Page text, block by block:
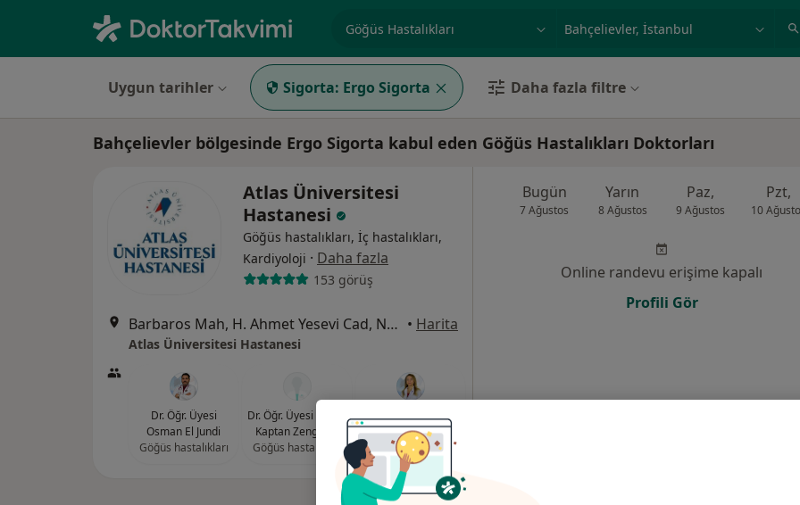
örnek: İstanbul
Uygun tarihler Sigorta: Ergo Sigorta Daha fazla filtre
Bahçelievler bölgesinde Ergo Sigorta kabul eden Göğüs Hastalıkları Doktorları
Atlas Üniversitesi
Hastanesi
Göğüs hastalıkları, İç hastalıkları,
Kardiyoloji · Daha fazla
153 görüş
Barbaros Mah, H. Ahmet Yesevi Cad, No: 149 Güneşli - Bağcılar / İstanbul, Bağcılar • Harita
Atlas Üniversitesi Hastanesi
Dr. Öğr. Üyesi
Osman El Jundi
Göğüs hastalıkları
Dr. Öğr. Üyesi Nimet
Kaptan Zengince
Göğüs hastalıkları
Dr. Öğr. Üyesi Tuba
Çiftçi
Göğüs hastalıkları
Bugün
7 Ağustos
Yarın
8 Ağustos
Paz,
9 Ağustos
Pzt,
10
Online randevu erişime kapalı
Profili Gör